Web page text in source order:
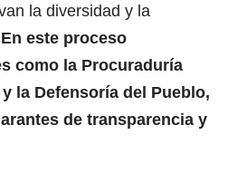
la diversidad y la
En este proceso
como la Procuraduría
la Defensoría del Pueblo,
de transparencia y